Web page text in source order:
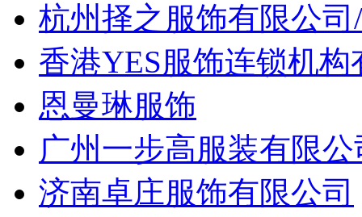
杭州择之服饰有限公
香港YES服饰连锁机
恩曼琳服饰
广州一步高服装有限公
济南卓庄服饰有限公司